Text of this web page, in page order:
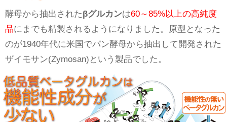
酵母から抽出されたβグルカンは60～85%以上の高純度
品にまでも精製されるようになりました。原型となった
のが1940年代に米国でパン酵母から抽出して開発された
ザイモサン(Zymosan)という製品でした。